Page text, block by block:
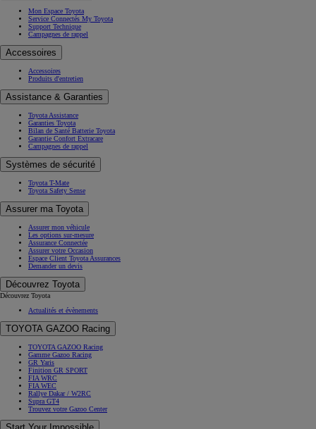
Mon Espace Toyota
Service Connectés My Toyota
Support Technique
Campagnes de rappel
Accessoires
Accessoires
Produits d'entretien
Assistance & Garanties
Toyota Assistance
Garanties Toyota
Bilan de Santé Batterie Toyota
Garantie Confort Extracare
Campagnes de rappel
Systèmes de sécurité
Toyota T-Mate
Toyota Safety Sense
Assurer ma Toyota
Assurer mon véhicule
Les options sur-mesure
Assurance Connectée
Assurer votre Occasion
Espace Client Toyota Assurances
Demander un devis
Découvrez Toyota
Découvrez Toyota
Actualités et évènements
TOYOTA GAZOO Racing
TOYOTA GAZOO Racing
Gamme Gazoo Racing
GR Yaris
Finition GR SPORT
FIA WRC
FIA WEC
Rallye Dakar / W2RC
Supra GT4
Trouvez votre Gazoo Center
Start Your Impossible